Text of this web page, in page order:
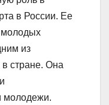
в России. Ее
молодых
из
в стране. Она
молодежи.